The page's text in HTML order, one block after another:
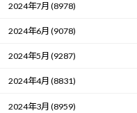
2024年7月 (8978)
2024年6月 (9078)
2024年5月 (9287)
2024年4月 (8831)
2024年3月 (8959)